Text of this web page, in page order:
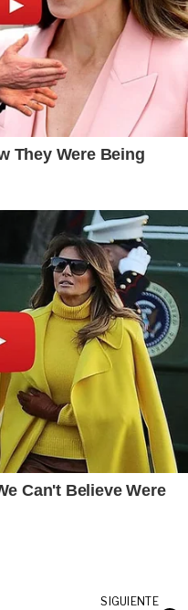
SIGUIENTE